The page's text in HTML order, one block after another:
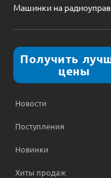
Машинки на
Получить
цены
Новости
Поступления
Новинки
Хиты продаж